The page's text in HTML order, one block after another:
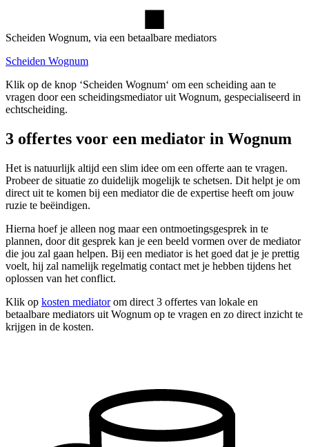
Scheiden Wognum, via een betaalbare mediators
Scheiden Wognum
Klik op de knop ‘Scheiden Wognum‘ om een scheiding aan te
vragen door een scheidingsmediator uit Wognum, gespecialiseerd in
echtscheiding.
3 offertes voor een mediator in Wognum
Het is natuurlijk altijd een slim idee om een offerte aan te vragen.
Probeer de situatie zo duidelijk mogelijk te schetsen. Dit helpt je om
direct uit te komen bij een mediator die de expertise heeft om jouw
ruzie te beëindigen.
Hierna hoef je alleen nog maar een ontmoetingsgesprek in te
plannen, door dit gesprek kan je een beeld vormen over de mediator
die jou zal gaan helpen. Bij een mediator is het goed dat je je prettig
voelt, hij zal namelijk regelmatig contact met je hebben tijdens het
oplossen van het conflict.
Klik op kosten mediatorom direct 3 offertes van lokale en
betaalbare mediators uit Wognum op te vragen en zo direct inzicht te
krijgen in de kosten.